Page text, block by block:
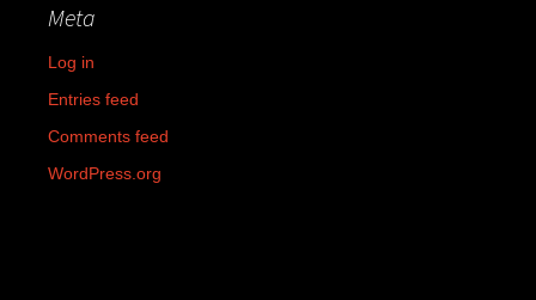
Meta
Log in
Entries feed
Comments feed
WordPress.org